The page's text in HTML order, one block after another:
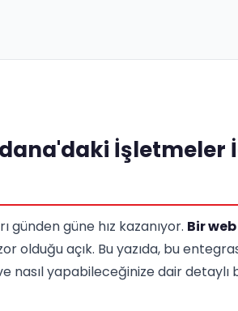
İşletmeler
güne hız kazanıyor. Bir
olduğu açık. Bu yazıda, bu
nasıl yapabileceğinize dair detaylı